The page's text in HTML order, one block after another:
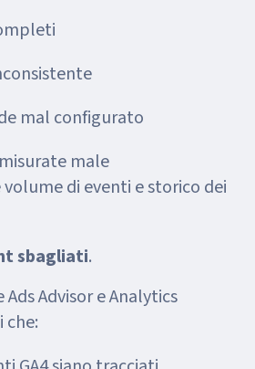
mal configurato
male
di eventi e storico dei
sbagliati.
Advisor e Analytics
che: